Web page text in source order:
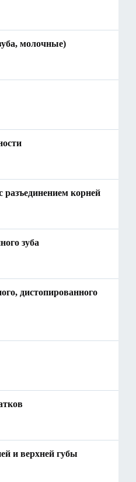
молочные)
разъединением корней
зуба
дистопированного
и верхней губы